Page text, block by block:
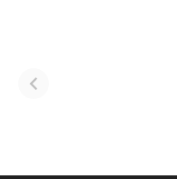
పితృదేవతల ఆశీర్వాదం